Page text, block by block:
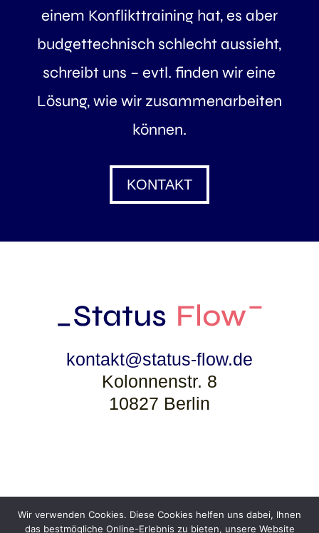
einem Konflikttraining hat, es aber
budgettechnisch schlecht aussieht,
schreibt uns – evtl. finden wir eine
Lösung, wie wir zusammenarbeiten
können.
KONTAKT
kontakt@status-flow.de
Kolonnenstr. 8
10827 Berlin
Datenschutzhinweis Kontakt
Wir verwenden Cookies. Diese Cookies helfen uns dabei, Ihnen
das bestmögliche Online-Erlebnis zu bieten, unsere Website